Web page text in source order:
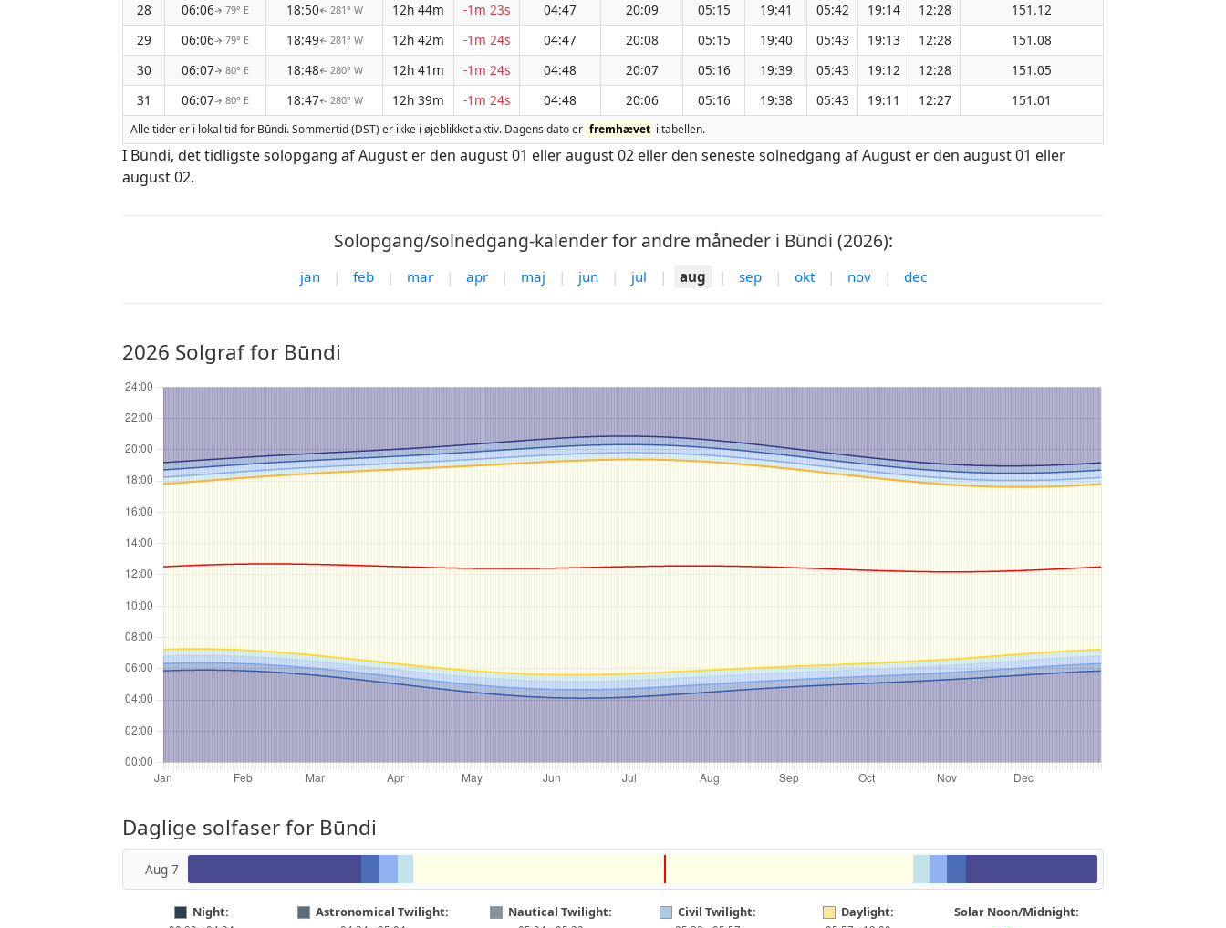
28
06:06↑ 79° E 18:50↑ 281° W 12h 44m -1m 23s 04:47 20:09 05:15 19:41 05:42 19:14 12:28
151.12
29
06:06↑ 79° E 18:49↑ 281° W 12h 42m -1m 24s 04:47 20:08 05:15 19:40 05:43 19:13 12:28
151.08
30
06:07↑ 80° E 18:48↑ 280° W 12h 41m -1m 24s 04:48 20:07 05:16 19:39 05:43 19:12 12:28
151.05
31
06:07↑ 80° E 18:47↑ 280° W 12h 39m -1m 24s 04:48 20:06 05:16 19:38 05:43 19:11 12:27 151.01
Alle tider er i lokal tid for Būndi. Sommertid (DST) er ikke i øjeblikket aktiv. Dagens dato er fremhævet i tabellen.
I Būndi, det tidligste solopgang af August er den august 01 eller august 02 eller den seneste solnedgang af August er den august 01 eller
august 02.
Solopgang/solnedgang-kalender for andre måneder i Būndi (2026):
jan | feb | mar | apr | maj | jun | jul | aug | sep | okt | nov | dec
2026 Solgraf for Būndi
Daglige solfaser for Būndi
Aug 7
Night: Astronomical Twilight: Nautical Twilight: Civil Twilight: Daylight: Solar Noon/Midnight: